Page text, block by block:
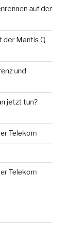
auf der
der Mantis Q
und
jetzt tun?
Telekom
Telekom